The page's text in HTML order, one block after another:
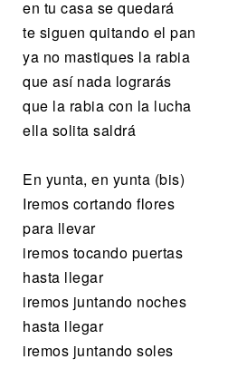
en tu casa se quedará
te siguen quitando el pan
ya no mastiques la rabia
que así nada lograrás
que la rabia con la lucha
ella solita saldrá
En yunta, en yunta (bis)
Iremos cortando flores
para llevar
iremos tocando puertas
hasta llegar
iremos juntando noches
hasta llegar
iremos juntando soles